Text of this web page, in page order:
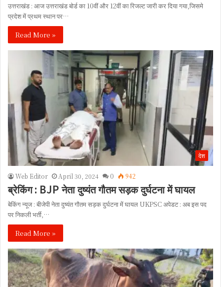
उत्तराखंड : आज उत्तराखंड बोर्ड का 10वीं और 12वीं का रिजल्ट जारी कर दिया गया,जिसमे
प्रदेश में प्रथम स्थान पर…
Read More »
देश
Web Editor April 30, 2024 0 942
ब्रेकिंग : BJP नेता दुष्यंत गौतम सड़क दुर्घटना में घायल
बेकिंग न्यूज : बीजेपी नेता दुष्यंत गौतम सड़क दुर्घटना में घायल UKPSC अपेडट : अब इस पद
पर निकली भर्ती,…
Read More »